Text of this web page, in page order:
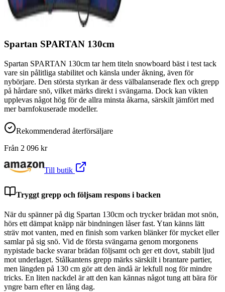
Spartan SPARTAN 130cm
Spartan SPARTAN 130cm tar hem titeln snowboard bäst i test tack
vare sin pålitliga stabilitet och känsla under åkning, även för
nybörjare. Den största styrkan är dess välbalanserade flex och grepp
på hårdare snö, vilket märks direkt i svängarna. Dock kan vikten
upplevas något hög för de allra minsta åkarna, särskilt jämfört med
mer barnfokuserade modeller.
Rekommenderad återförsäljare
Från 2 096 kr
Till butik
Tryggt grepp och följsam respons i backen
När du spänner på dig Spartan 130cm och trycker brädan mot snön,
hörs ett dämpat knäpp när bindningen låser fast. Ytan känns lätt
sträv mot vanten, med en finish som varken blänker för mycket eller
samlar på sig snö. Vid de första svängarna genom morgonens
nypistade backe svarar brädan följsamt och ger ett dovt, stabilt ljud
mot underlaget. Stålkantens grepp märks särskilt i brantare partier,
men längden på 130 cm gör att den ändå är lekfull nog för mindre
tricks. En liten nackdel är att den kan kännas något tung att bära för
yngre barn efter en lång dag.